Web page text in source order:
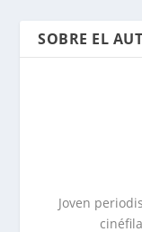
SOBRE EL
Joven